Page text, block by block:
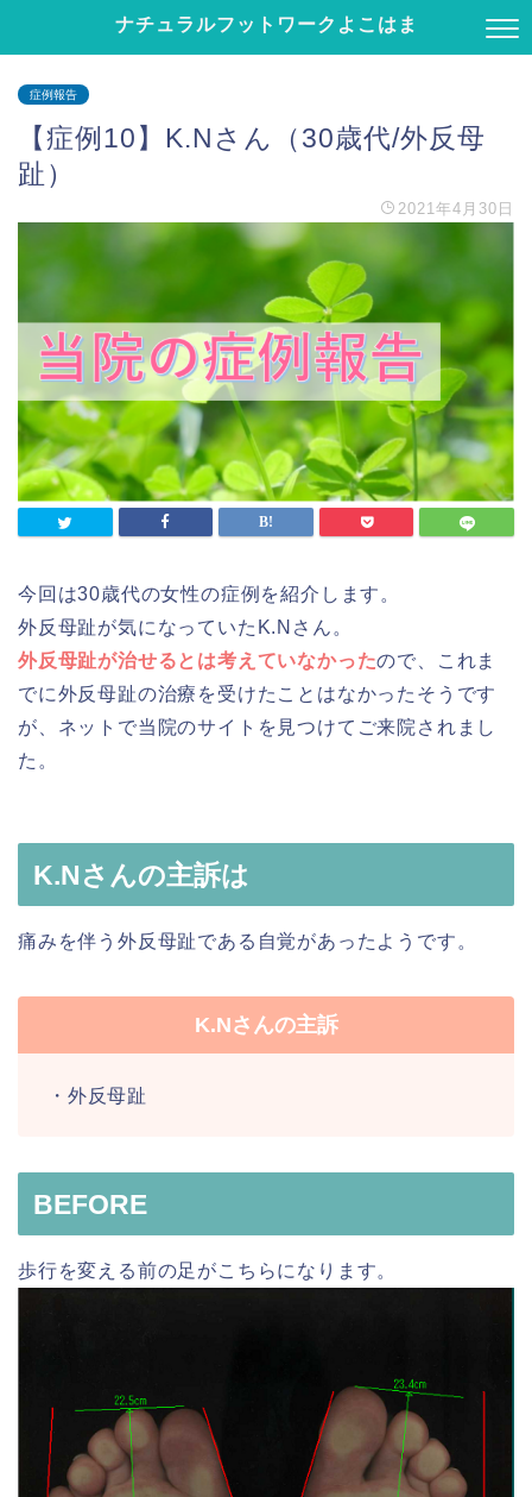
ナチュラルフットワークよこはま
症例報告
【症例10】K.Nさん（30歳代/外反母
趾）
2021年4月30日
今回は30歳代の女性の症例を紹介します。
外反母趾が気になっていたK.Nさん。
外反母趾が治せるとは考えていなかったので、これま
でに外反母趾の治療を受けたことはなかったそうです
が、ネットで当院のサイトを見つけてご来院されまし
た。
K.Nさんの主訴は
痛みを伴う外反母趾である自覚があったようです。
K.Nさんの主訴
・外反母趾
BEFORE
歩行を変える前の足がこちらになります。